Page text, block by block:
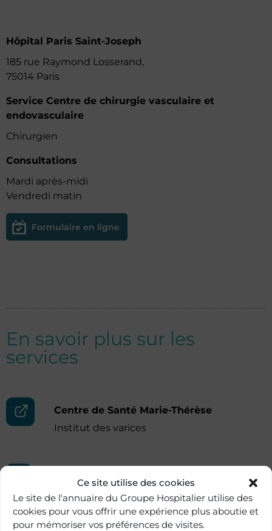
Ce site utilise des cookies
Le site de l'annuaire du Groupe Hospitalier utilise des
cookies pour vous offrir une expérience plus aboutie et
pour mémoriser vos préférences de visites.
Hôpital Paris Saint-Joseph
185 rue Raymond Losserand,
75014 Paris
Service Centre de chirurgie vasculaire et
endovasculaire
Chirurgien
Consultations
Mardi après-midi
Vendredi matin
Formulaire en ligne
En savoir plus sur les
services
Centre de Santé Marie-Thérèse
Institut des varices
Hôpital Paris Saint-Joseph
Centre de chirurgie vasculaire et
endovasculaire